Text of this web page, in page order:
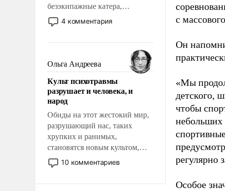
безэкипажные катера,
применение которых уже
стало обыденностью. Задача по
сложна и амбициозна. Однако
и ее реализация радикально
поднимет наши боевые
возможности.
4 комментария
Ольга Андреева
Культ психотравмы
разрушает и человека, и
народ
Обиды на этот жестокий мир,
разрушающий нас, таких
хрупких и ранимых,
становятся новым культом,
постепенно вытесняя и
отменяя традиционное
10 комментариев
с
Он
«Мы
детского,
чтобы
небольших
регулярно
Особое